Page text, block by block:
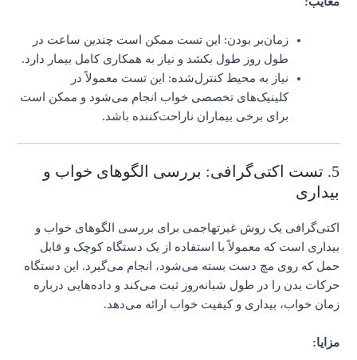
زمان‌بر بودن: این تست ممکن است چندین ساعت در
طول روز طول بکشد و نیاز به همکاری کامل بیمار دارد.
نیاز به محیط کنترل‌شده: این تست معمولاً در
کلینیک‌های تخصصی خواب انجام می‌شود و ممکن است
برای برخی بیماران ناراحت‌کننده باشد.
5. تست اکتی‌گرافی: بررسی الگوهای خواب و
بیداری
اکتی‌گرافی یک روش غیرتهاجمی برای بررسی الگوهای خواب و
بیداری است که معمولاً با استفاده از یک دستگاه کوچک و قابل
حمل که روی مچ دست بسته می‌شود، انجام می‌گیرد. این دستگاه
حرکات بدن را در طول شبانه‌روز ثبت می‌کند و داده‌هایی درباره
زمان خواب، بیداری و کیفیت خواب ارائه می‌دهد.
مزایا: